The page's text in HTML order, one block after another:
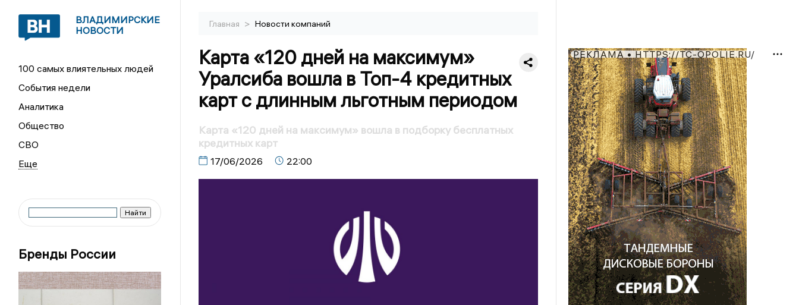
ВЛАДИМИРСКИЕ
НОВОСТИ
100 самых влиятельных людей
События недели
Аналитика
Общество
СВО
Бренды России
Главная > Новости компаний
Карта «120 дней на максимум»
Уралсиба вошла в Топ-4 кредитных
карт с длинным льготным периодом
Карта «120 дней на максимум» вошла в подборку бесплатных
кредитных карт
17/06/2026 22:00
РЕКЛАМА • HTTPS://TC-OPOLIE.RU/